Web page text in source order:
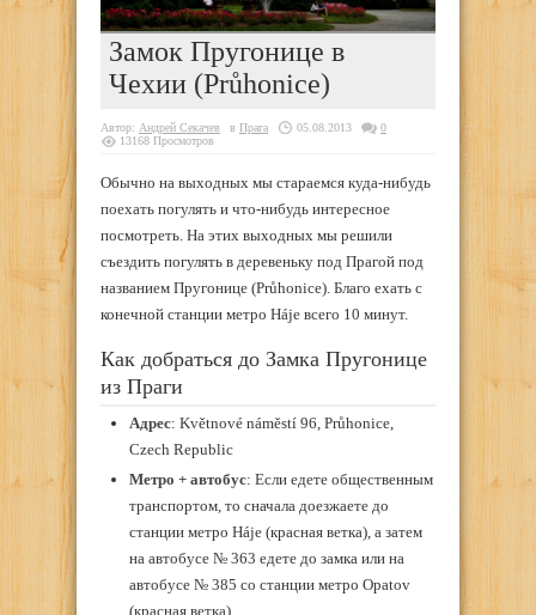
Замок Пругонице в
Чехии (Průhonice)
Автор: Андрей Секачев в Прага 05.08.2013
0
13168 Просмотров
Обычно на выходных мы стараемся куда-нибудь
поехать погулять и что-нибудь интересное
посмотреть. На этих выходных мы решили
съездить погулять в деревеньку под Прагой под
названием Пругонице (Průhonice). Благо ехать с
конечной станции метро Háje всего 10 минут.
Как добраться до Замка Пругонице
из Праги
Адрес: Květnové náměstí 96, Průhonice,
Czech Republic
Метро + автобус: Если едете общественным
транспортом, то сначала доезжаете до
станции метро Háje (красная ветка), а затем
на автобусе № 363 едете до замка или на
автобусе № 385 со станции метро Opatov
(красная ветка).